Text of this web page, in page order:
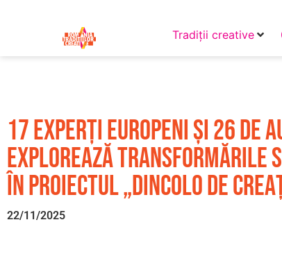
Tradiții creative
17 experți europeni și 26 de
explorează
în proiectul „Dincolo de
22/11/2025